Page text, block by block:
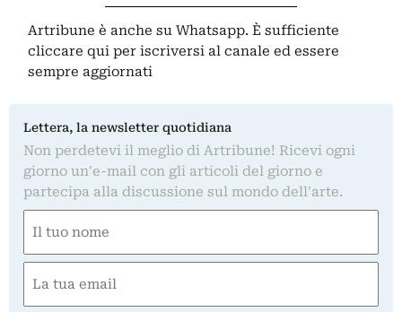
Artribune è anche su Whatsapp. È sufficiente
cliccare qui per iscriversi al canale ed essere
sempre aggiornati
Lettera, la newsletter quotidiana
Non perdetevi il meglio di Artribune! Ricevi ogni
giorno un'e-mail con gli articoli del giorno e
partecipa alla discussione sul mondo dell'arte.
(Obbligatorio)
Nome
(Obbligatorio)